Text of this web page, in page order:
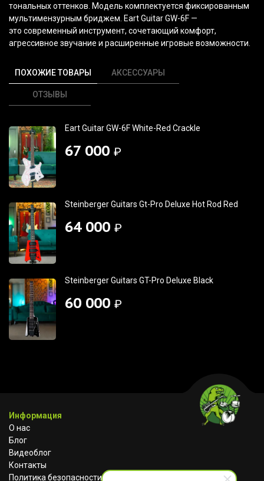
тональных оттенков. Модель комплектуется фиксированным
мультимензурным бриджем. Eart Guitar GW-6F —
это современный инструмент, сочетающий комфорт,
агрессивное звучание и расширенные игровые возможности.
ПОХОЖИЕ ТОВАРЫ АКСЕССУАРЫ
ОТЗЫВЫ
Eart Guitar GW-6F White-Red Crackle
67 000 ₽
Steinberger Guitars Gt-Pro Deluxe Hot Rod Red
64 000 ₽
Steinberger Guitars GT-Pro Deluxe Black
60 000 ₽
Информация
О нас
Блог
Видеоблог
Контакты
Политика безопасности